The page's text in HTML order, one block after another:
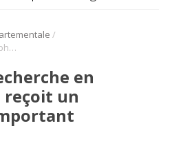
/
Un projet de recherche en ophtalmologie reçoit un financement important
en
un